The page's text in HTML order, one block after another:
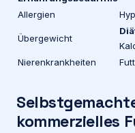
Allergien
Übergewicht
Nierenkrankheiten
kommerzielles